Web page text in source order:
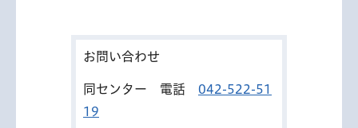
お問い合わせ
同センター 電話 042-522-51
19